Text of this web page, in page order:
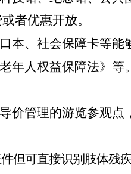
者优惠开放。
本、社会保障卡等能
年人权益保障法》等。
价管理的游览参观
但可直接识别肢体残疾